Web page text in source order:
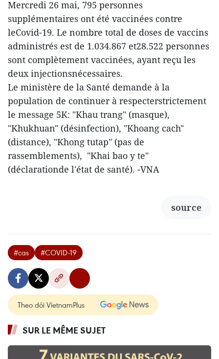
Mercredi 26 mai, 795 personnes
supplémentaires ont été vaccinées contre
leCovid-19. Le nombre total de doses de vaccins
administrés est de 1.034.867 et28.522 personnes
sont complètement vaccinées, ayant reçu les
deux injectionsnécessaires.
Le ministère de la Santé demande à la
population de continuer à respecterstrictement
le message 5K: "Khau trang" (masque),
"Khukhuan" (désinfection), "Khoang cach"
(distance), "Khong tutap" (pas de
rassemblements), "Khai bao y te"
(déclarationde l'état de santé). -VNA
source
#cas #COVID-19
Theo dõi VietnamPlus
SUR LE MÊME SUJET